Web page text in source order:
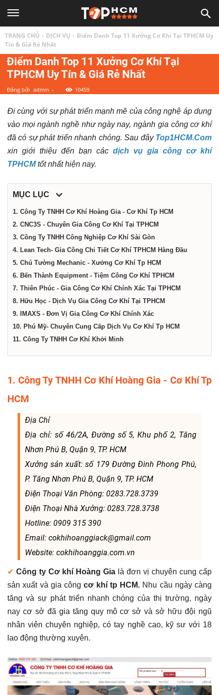
1
HCM
địa
điểm,
dịch
vụ
tại
phố
Chí
Minh
TRANG CHỦ DỊCH VỤ
Điểm Danh Top 11 Xưởng Cơ Khí Tại TPHCM Uy
Tín & Giá Rẻ Nhất
Điểm Danh Top 11 Xưởng Cơ Khí Tại
TPHCM Uy Tín & Giá Rẻ Nhất
Đăng bởi admin - 10459
Đi cùng với sự phát triển mạnh mẽ của công nghệ áp dụng
vào mọi ngành nghề như ngày nay, ngành gia công cơ khí
đã có sự phát triển nhanh chóng. Sau đây Top1HCM.Com
xin giới thiệu đến bạn các dịch vụ gia công cơ khí
TPHCMtốt nhất hiện nay.
MỤC LỤC
1. Công Ty TNHH Cơ Khí Hoàng Gia - Cơ Khí Tp HCM
2. CNC3S - Chuyên Gia Công Cơ Khí Tại TPHCM
3. Công Ty TNHH Công Nghiệp Cơ Khí Sài Gòn
4. Lean Tech- Gia Công Chi Tiết Cơ Khí TPHCM Hàng Đầu
5. Chú Tường Mechanic - Xưởng Cơ Khí Tp HCM
6. Bến Thành Equipment - Tiệm Công Cơ Khí TPHCM
7. Thiên Phúc - Gia Công Cơ Khí Chính Xác Tại TPHCM
8. Hữu Học - Dịch Vụ Gia Công Cơ Khí Tại TPHCM
9. IMAXS - Đơn Vị Gia Công Cơ Khí Chính Xác
10. Phú Mỹ- Chuyên Cung Cấp Dịch Vụ Cơ Khí Tp HCM
11. Công Ty TNHH Cơ Khí Khởi Minh
1. Công Ty TNHH Cơ Khí Hoàng Gia - Cơ Khí Tp
HCM
Địa Chỉ
Địa chỉ: số 46/2A, Đường số 5, Khu phố 2, Tăng
Nhơn Phú B, Quận 9, TP. HCM
Xưởng sản xuất: số 179 Đường Đình Phong Phú,
P. Tăng Nhơn Phú B, Quận 9, TP. HCM
Điện Thoại Văn Phòng: 0283.728.3739
Điện Thoại Nhà Xưởng: 0283.728.3738
Hotline: 0909 315 390
Email: cokhihoanggiack@gmail.com
Website: cokhihoanggia.com.vn
✔ Công ty Cơ khí Hoàng Gia là đơn vị chuyên cung cấp
sản xuất và gia công cơ khí tp HCM. Nhu cầu ngày càng
tăng và sự phát triển nhanh chóng của thị trường, ngày
nay cơ sở đã gia tăng quy mô cơ sở và sở hữu đội ngũ
nhân viên chuyên nghiệp, có tay nghề cao, kỹ sư với 18
lao động thường xuyên.